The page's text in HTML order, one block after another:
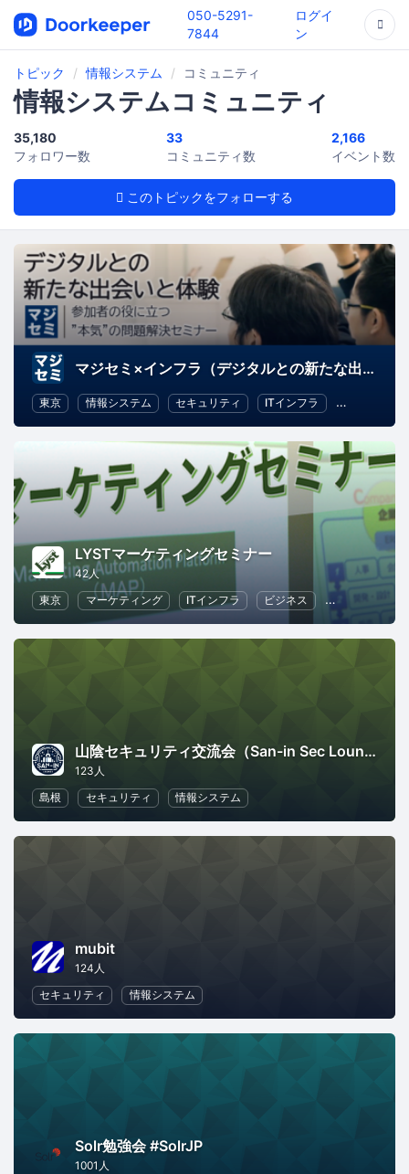
050-5291-
7844
ログイ
ン
トピック 情報システム コミュニティ
情報システムコミュニティ
このトピックをフォローする
35,180
フォロワー数
33
コミュニティ数
2,166
イベント数
マジセミ×インフラ（デジタルとの新たな出会いと体験）
東京 情報システム セキュリティ ITインフラ オープンソ
LYSTマーケティングセミナー
42人
東京
マーケティング ITインフラ ビジネス 情報システム
山陰セキュリティ交流会（San-in Sec Lounge）
123人
島根
セキュリティ 情報システム
mubit
124人
セキュリティ
情報システム
Solr勉強会 #SolrJP
1001人